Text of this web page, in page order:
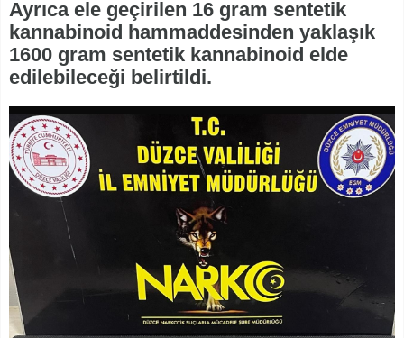
Ayrıca ele geçirilen 16 gram sentetik
kannabinoid hammaddesinden yaklaşık
1600 gram sentetik kannabinoid elde
edilebileceği belirtildi.